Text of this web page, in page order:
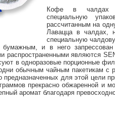
Кофе в чалдах
специальную
рассчитанным на
Лавацца в чалдах,
специальную
и в него
распространенными являются
в одноразовые порционные
обычным чайным пакетикам с
предназначенных для этой цели
прекрасно обжаренной и
аромат благодаря